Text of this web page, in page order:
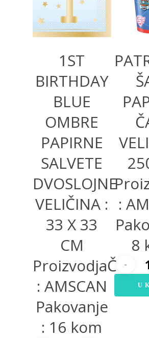
1ST
BIRTHDAY
BLUE
OMBRE
PAPIRNE
SALVETE
DVOSLOJNE
VELIČINA :
33 X 33
CM
ProizvodjaČ
: AMSCAN
Pakovanje
: 16 kom
:
8
U